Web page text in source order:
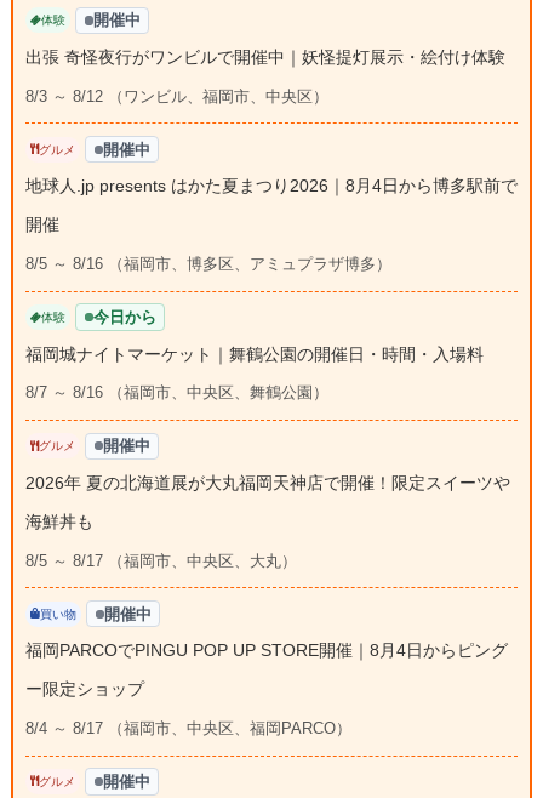
体験 開催中
出張 奇怪夜行がワンビルで開催中｜妖怪提灯展示・絵付け体験
8/3 ～ 8/12 （ワンビル、福岡市、中央区）
グルメ 開催中
地球人.jp presents はかた夏まつり2026｜8月4日から博多駅前で
開催
8/5 ～ 8/16 （福岡市、博多区、アミュプラザ博多）
体験 今日から
福岡城ナイトマーケット｜舞鶴公園の開催日・時間・入場料
8/7 ～ 8/16 （福岡市、中央区、舞鶴公園）
グルメ 開催中
2026年 夏の北海道展が大丸福岡天神店で開催！限定スイーツや
海鮮丼も
8/5 ～ 8/17 （福岡市、中央区、大丸）
買い物 開催中
福岡PARCOでPINGU POP UP STORE開催｜8月4日からピング
ー限定ショップ
8/4 ～ 8/17 （福岡市、中央区、福岡PARCO）
グルメ 開催中